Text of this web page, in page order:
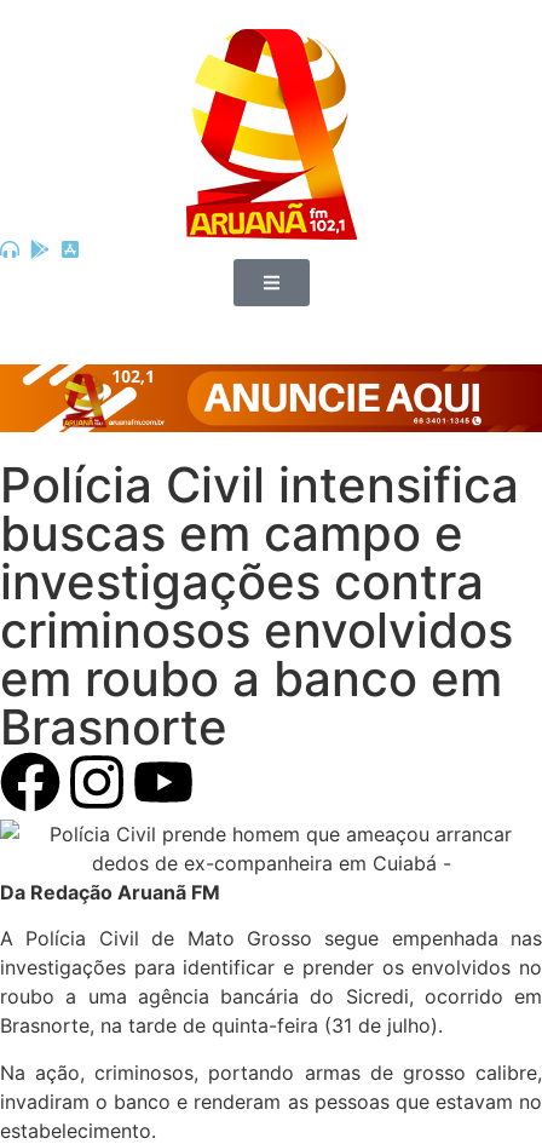
Polícia Civil intensifica
buscas em campo e
investigações contra
criminosos envolvidos
em roubo a banco em
Brasnorte
Da Redação Aruanã FM
A Polícia Civil de Mato Grosso segue empenhada nas
investigações para identificar e prender os envolvidos no
roubo a uma agência bancária do Sicredi, ocorrido em
Brasnorte, na tarde de quinta-feira (31 de julho).
Na ação, criminosos, portando armas de grosso calibre,
invadiram o banco e renderam as pessoas que estavam no
estabelecimento.